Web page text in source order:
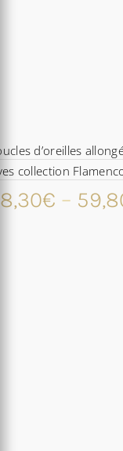
d’oreilles
collection
€ –